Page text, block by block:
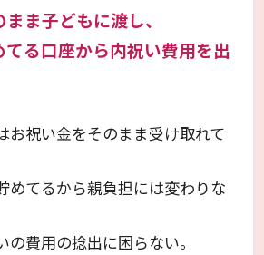
ま子どもに渡し、
る口座から内祝い費用を出
お祝い金をそのまま受け取れて
めてるから親負担には変わりな
費用の捻出に困らない。